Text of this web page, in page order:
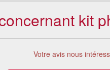
kit
Votre avis nous